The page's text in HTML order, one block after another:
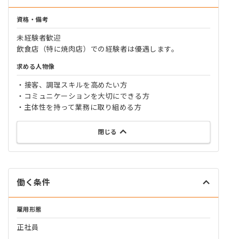
資格・備考
未経験者歓迎
飲食店（特に焼肉店）での経験者は優遇します。
求める人物像
・接客、調理スキルを高めたい方
・コミュニケーションを大切にできる方
・主体性を持って業務に取り組める方
閉じる
働く条件
雇用形態
正社員